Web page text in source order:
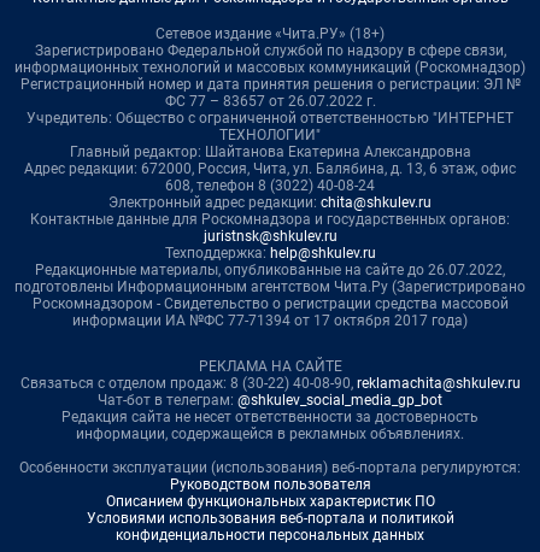
Сетевое издание «Чита.РУ» (18+)
Зарегистрировано Федеральной службой по надзору в сфере связи,
информационных технологий и массовых коммуникаций (Роскомнадзор)
Регистрационный номер и дата принятия решения о регистрации: ЭЛ №
ФС 77 – 83657 от 26.07.2022 г.
Учредитель: Общество с ограниченной ответственностью "ИНТЕРНЕТ
ТЕХНОЛОГИИ"
Главный редактор: Шайтанова Екатерина Александровна
Адрес редакции: 672000, Россия, Чита, ул. Балябина, д. 13, 6 этаж, офис
608, телефон 8 (3022) 40-08-24
Электронный адрес редакции: chita@shkulev.ru
Контактные данные для Роскомнадзора и государственных органов:
juristnsk@shkulev.ru
Техподдержка: help@shkulev.ru
Редакционные материалы, опубликованные на сайте до 26.07.2022,
подготовлены Информационным агентством Чита.Ру (Зарегистрировано
Роскомнадзором - Свидетельство о регистрации средства массовой
информации ИА №ФС 77-71394 от 17 октября 2017 года)
РЕКЛАМА НА САЙТЕ
Связаться с отделом продаж: 8 (30-22) 40-08-90, reklamachita@shkulev.ru
Чат-бот в телеграм: @shkulev_social_media_gp_bot
Редакция сайта не несет ответственности за достоверность
информации, содержащейся в рекламных объявлениях.
Особенности эксплуатации (использования) веб-портала регулируются:
Руководством пользователя
Описанием функциональных характеристик ПО
Условиями использования веб-портала и политикой
конфиденциальности персональных данных